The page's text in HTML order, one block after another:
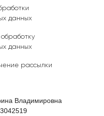
данных
данных
рассылки
Владимировна